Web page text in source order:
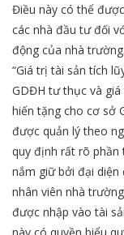
Điều này có thể
các nhà đầu tư đối
động của nhà
“Giá trị tài sản tích
GDĐH tư thục và
hiến tặng cho cơ sở
được quản lý theo
quy định rất rõ phần
nắm giữ bởi đại diện
nhân viên nhà
được nhập vào tài